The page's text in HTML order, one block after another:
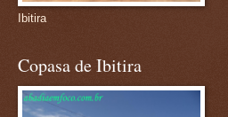
Ibitira
Copasa de Ibitira